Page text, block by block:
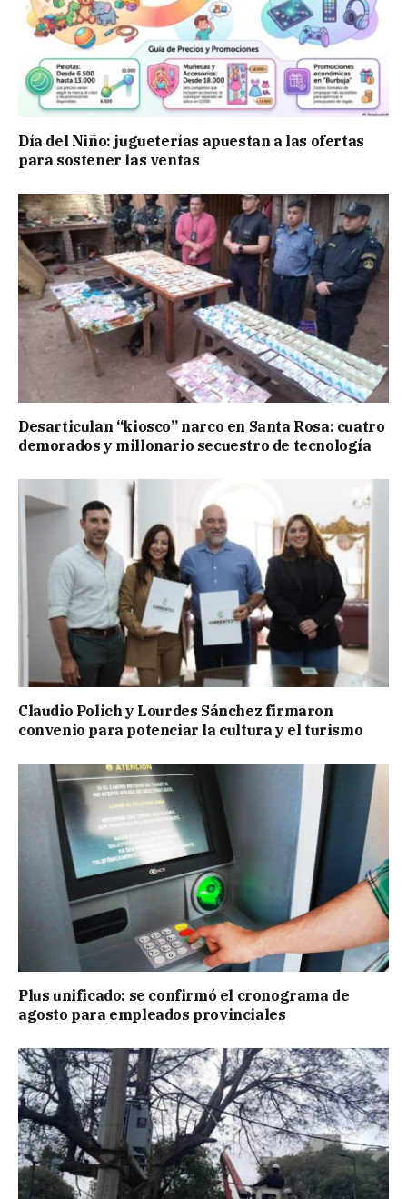
Día del Niño: jugueterías apuestan a las ofertas
para sostener las ventas
Desarticulan “kiosco” narco en Santa Rosa: cuatro
demorados y millonario secuestro de tecnología
Claudio Polich y Lourdes Sánchez firmaron
convenio para potenciar la cultura y el turismo
Plus unificado: se confirmó el cronograma de
agosto para empleados provinciales